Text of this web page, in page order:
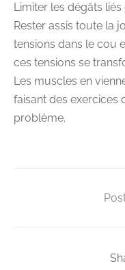
Limiter les dégâts
Rester assis toute la
tensions dans le cou
ces tensions se
Les muscles en
faisant des exercices
problème.